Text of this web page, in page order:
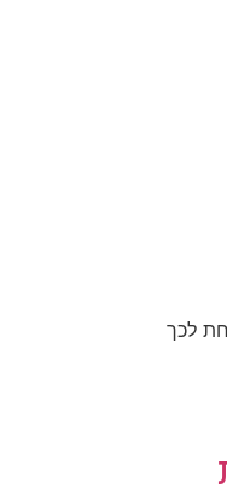
לכך